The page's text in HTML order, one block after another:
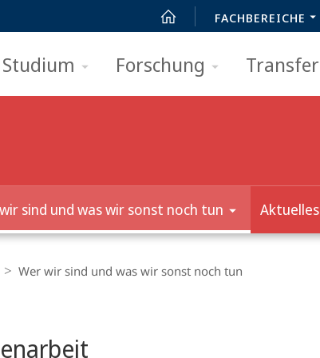
FACHBEREICHE
Studium Forschung Transfer
sind und was wir sonst noch tun Aktuelles
Wer wir sind und was wir sonst noch tun